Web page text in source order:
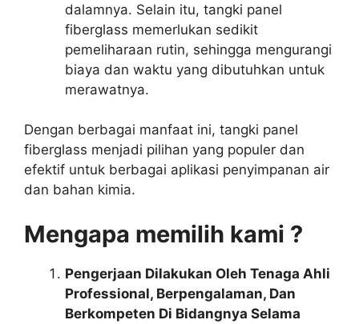
dalamnya. Selain itu, tangki panel
fiberglass memerlukan sedikit
pemeliharaan rutin, sehingga mengurangi
biaya dan waktu yang dibutuhkan untuk
merawatnya.
Dengan berbagai manfaat ini, tangki panel
fiberglass menjadi pilihan yang populer dan
efektif untuk berbagai aplikasi penyimpanan air
dan bahan kimia.
Mengapa memilih kami ?
Pengerjaan Dilakukan Oleh Tenaga Ahli
Professional, Berpengalaman, Dan
Berkompeten Di Bidangnya Selama